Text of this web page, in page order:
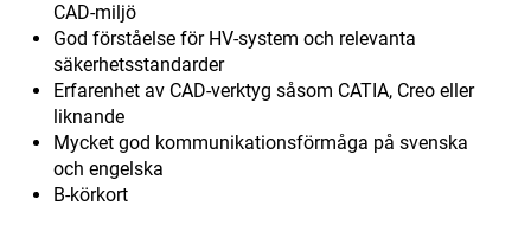
CAD-miljö
God förståelse för HV-system och relevanta
säkerhetsstandarder
Erfarenhet av CAD-verktyg såsom CATIA, Creo eller
liknande
Mycket god kommunikationsförmåga på svenska
och engelska
B-körkort